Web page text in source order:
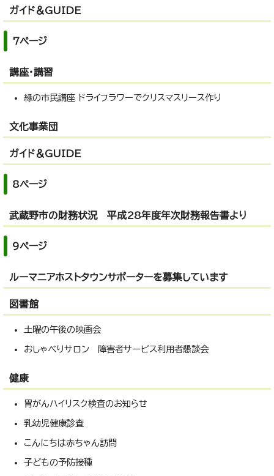
ガイド＆GUIDE
7ページ
講座・講習
緑の市民講座 ドライフラワーでクリスマスリース作り
文化事業団
ガイド＆GUIDE
8ページ
武蔵野市の財務状況 平成28年度年次財務報告書より
9ページ
ルーマニアホストタウンサポーターを募集しています
図書館
土曜の午後の映画会
おしゃべりサロン 障害者サービス利用者懇談会
健康
胃がんハイリスク検査のお知らせ
乳幼児健康診査
こんにちは赤ちゃん訪問
子どもの予防接種